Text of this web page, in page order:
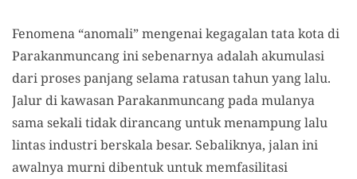
Fenomena “anomali” mengenai kegagalan tata kota di
Parakanmuncang ini sebenarnya adalah akumulasi
dari proses panjang selama ratusan tahun yang lalu.
Jalur di kawasan Parakanmuncang pada mulanya
sama sekali tidak dirancang untuk menampung lalu
lintas industri berskala besar. Sebaliknya, jalan ini
awalnya murni dibentuk untuk memfasilitasi